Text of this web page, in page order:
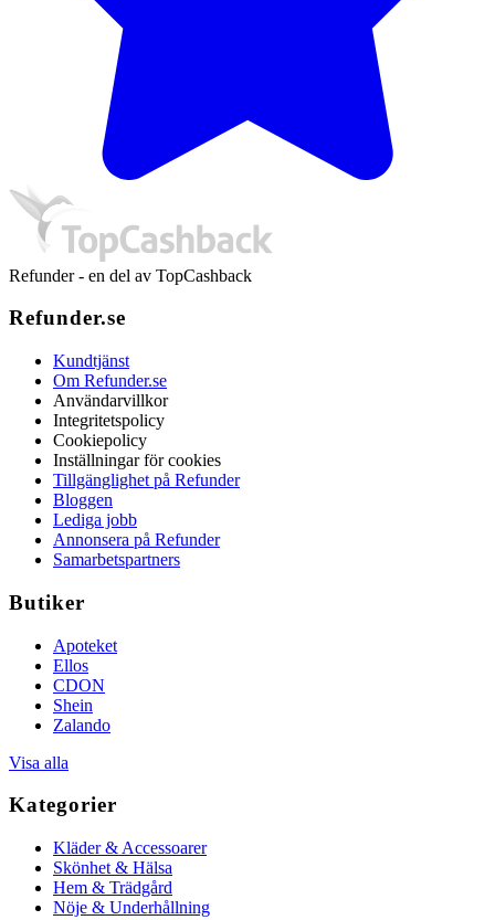
Refunder - en del av TopCashback
Refunder.se
Kundtjänst
Om Refunder.se
Användarvillkor
Integritetspolicy
Cookiepolicy
Inställningar för cookies
Tillgänglighet på Refunder
Bloggen
Lediga jobb
Annonsera på Refunder
Samarbetspartners
Butiker
Apoteket
Ellos
CDON
Shein
Zalando
Visa alla
Kategorier
Kläder & Accessoarer
Skönhet & Hälsa
Hem & Trädgård
Nöje & Underhållning